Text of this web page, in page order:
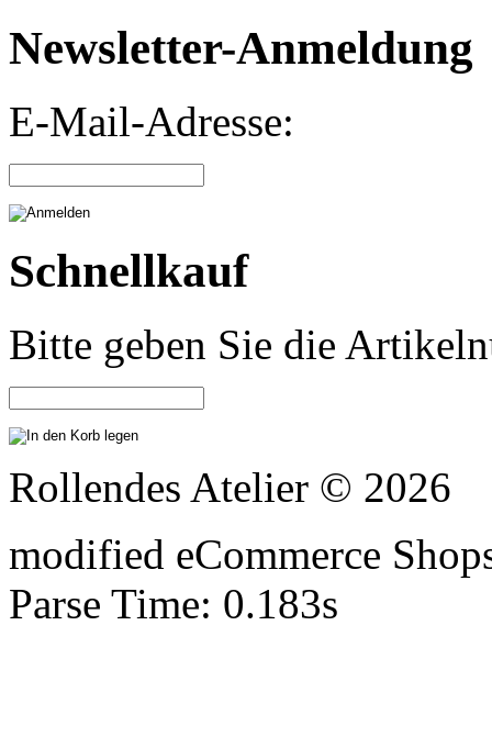
Newsletter-Anmeldung
E-Mail-Adresse:
Schnellkauf
Bitte geben Sie die
Rollendes Atelier © 2026
modified eCommerce
Parse Time: 0.183s